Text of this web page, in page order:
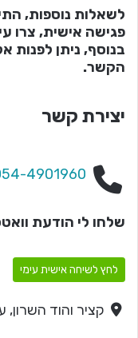
לשאלות נוספות,
פגישה אישית, צרו
בנוסף, ניתן לפנות
הקשר.
יצירת קשר
4901960
שלחו לי הודעת
לחץ לשיחה אישית עימי
קציר והוד